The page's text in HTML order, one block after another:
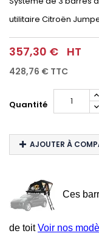
utilitaire Citroën
357,30 € HT
428,76 € TTC
Quantité
AJOUTER À
Ces
de toitVoir nos